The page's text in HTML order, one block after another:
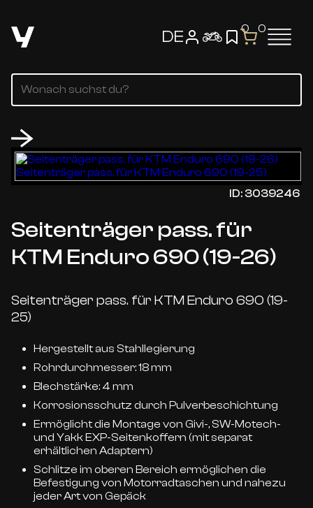
DE 0 0
ID: 3039246
Seitenträger pass. für
KTM Enduro 690 (19-26)
Seitenträger pass. für KTM Enduro 690 (19-
25)
Hergestellt aus Stahllegierung
Rohrdurchmesser: 18 mm
Blechstärke: 4 mm
Korrosionsschutz durch Pulverbeschichtung
Ermöglicht die Montage von Givi-, SW-Motech-
und Yakk EXP-Seitenkoffern (mit separat
erhältlichen Adaptern)
Schlitze im oberen Bereich ermöglichen die
Befestigung von Motorradtaschen und nahezu
jeder Art von Gepäck